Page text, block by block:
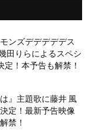
ンズデデデデデス
田りらによるスペシ
定！本予告も解禁！
』主題歌に藤井 風
定！最新予告映像
禁！